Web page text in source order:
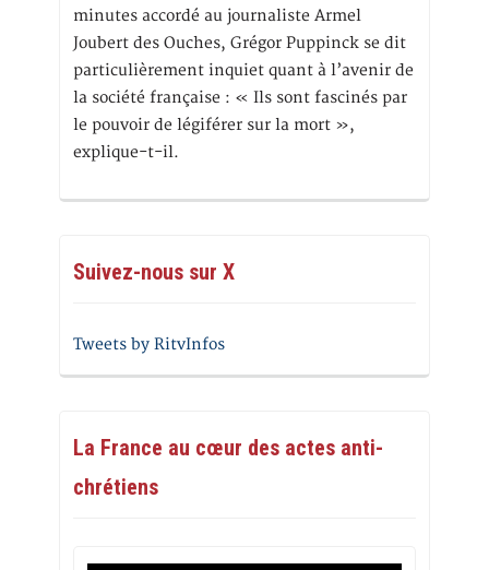
minutes accordé au journaliste Armel
Joubert des Ouches, Grégor Puppinck se dit
particulièrement inquiet quant à l’avenir de
la société française : « Ils sont fascinés par
le pouvoir de légiférer sur la mort »,
explique-t-il.
Suivez-nous sur X
Tweets by RitvInfos
La France au cœur des actes anti-
chrétiens